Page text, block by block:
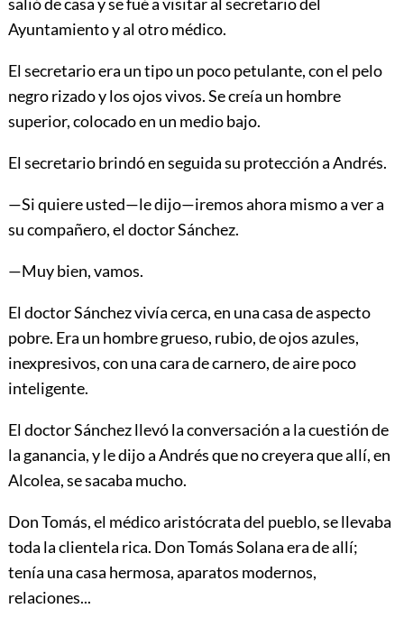
Ayuntamiento y al otro médico.
El secretario era un tipo un poco petulante, con el pelo
negro rizado y los ojos vivos. Se creía un hombre
superior, colocado en un medio bajo.
El secretario brindó en seguida su protección a Andrés.
—Si quiere usted—le dijo—iremos ahora mismo a ver a
su compañero, el doctor Sánchez.
—Muy bien, vamos.
El doctor Sánchez vivía cerca, en una casa de aspecto
pobre. Era un hombre grueso, rubio, de ojos azules,
inexpresivos, con una cara de carnero, de aire poco
inteligente.
El doctor Sánchez llevó la conversación a la cuestión de
la ganancia, y le dijo a Andrés que no creyera que allí, en
Alcolea, se sacaba mucho.
Don Tomás, el médico aristócrata del pueblo, se llevaba
toda la clientela rica. Don Tomás Solana era de allí;
tenía una casa hermosa, aparatos modernos,
relaciones...